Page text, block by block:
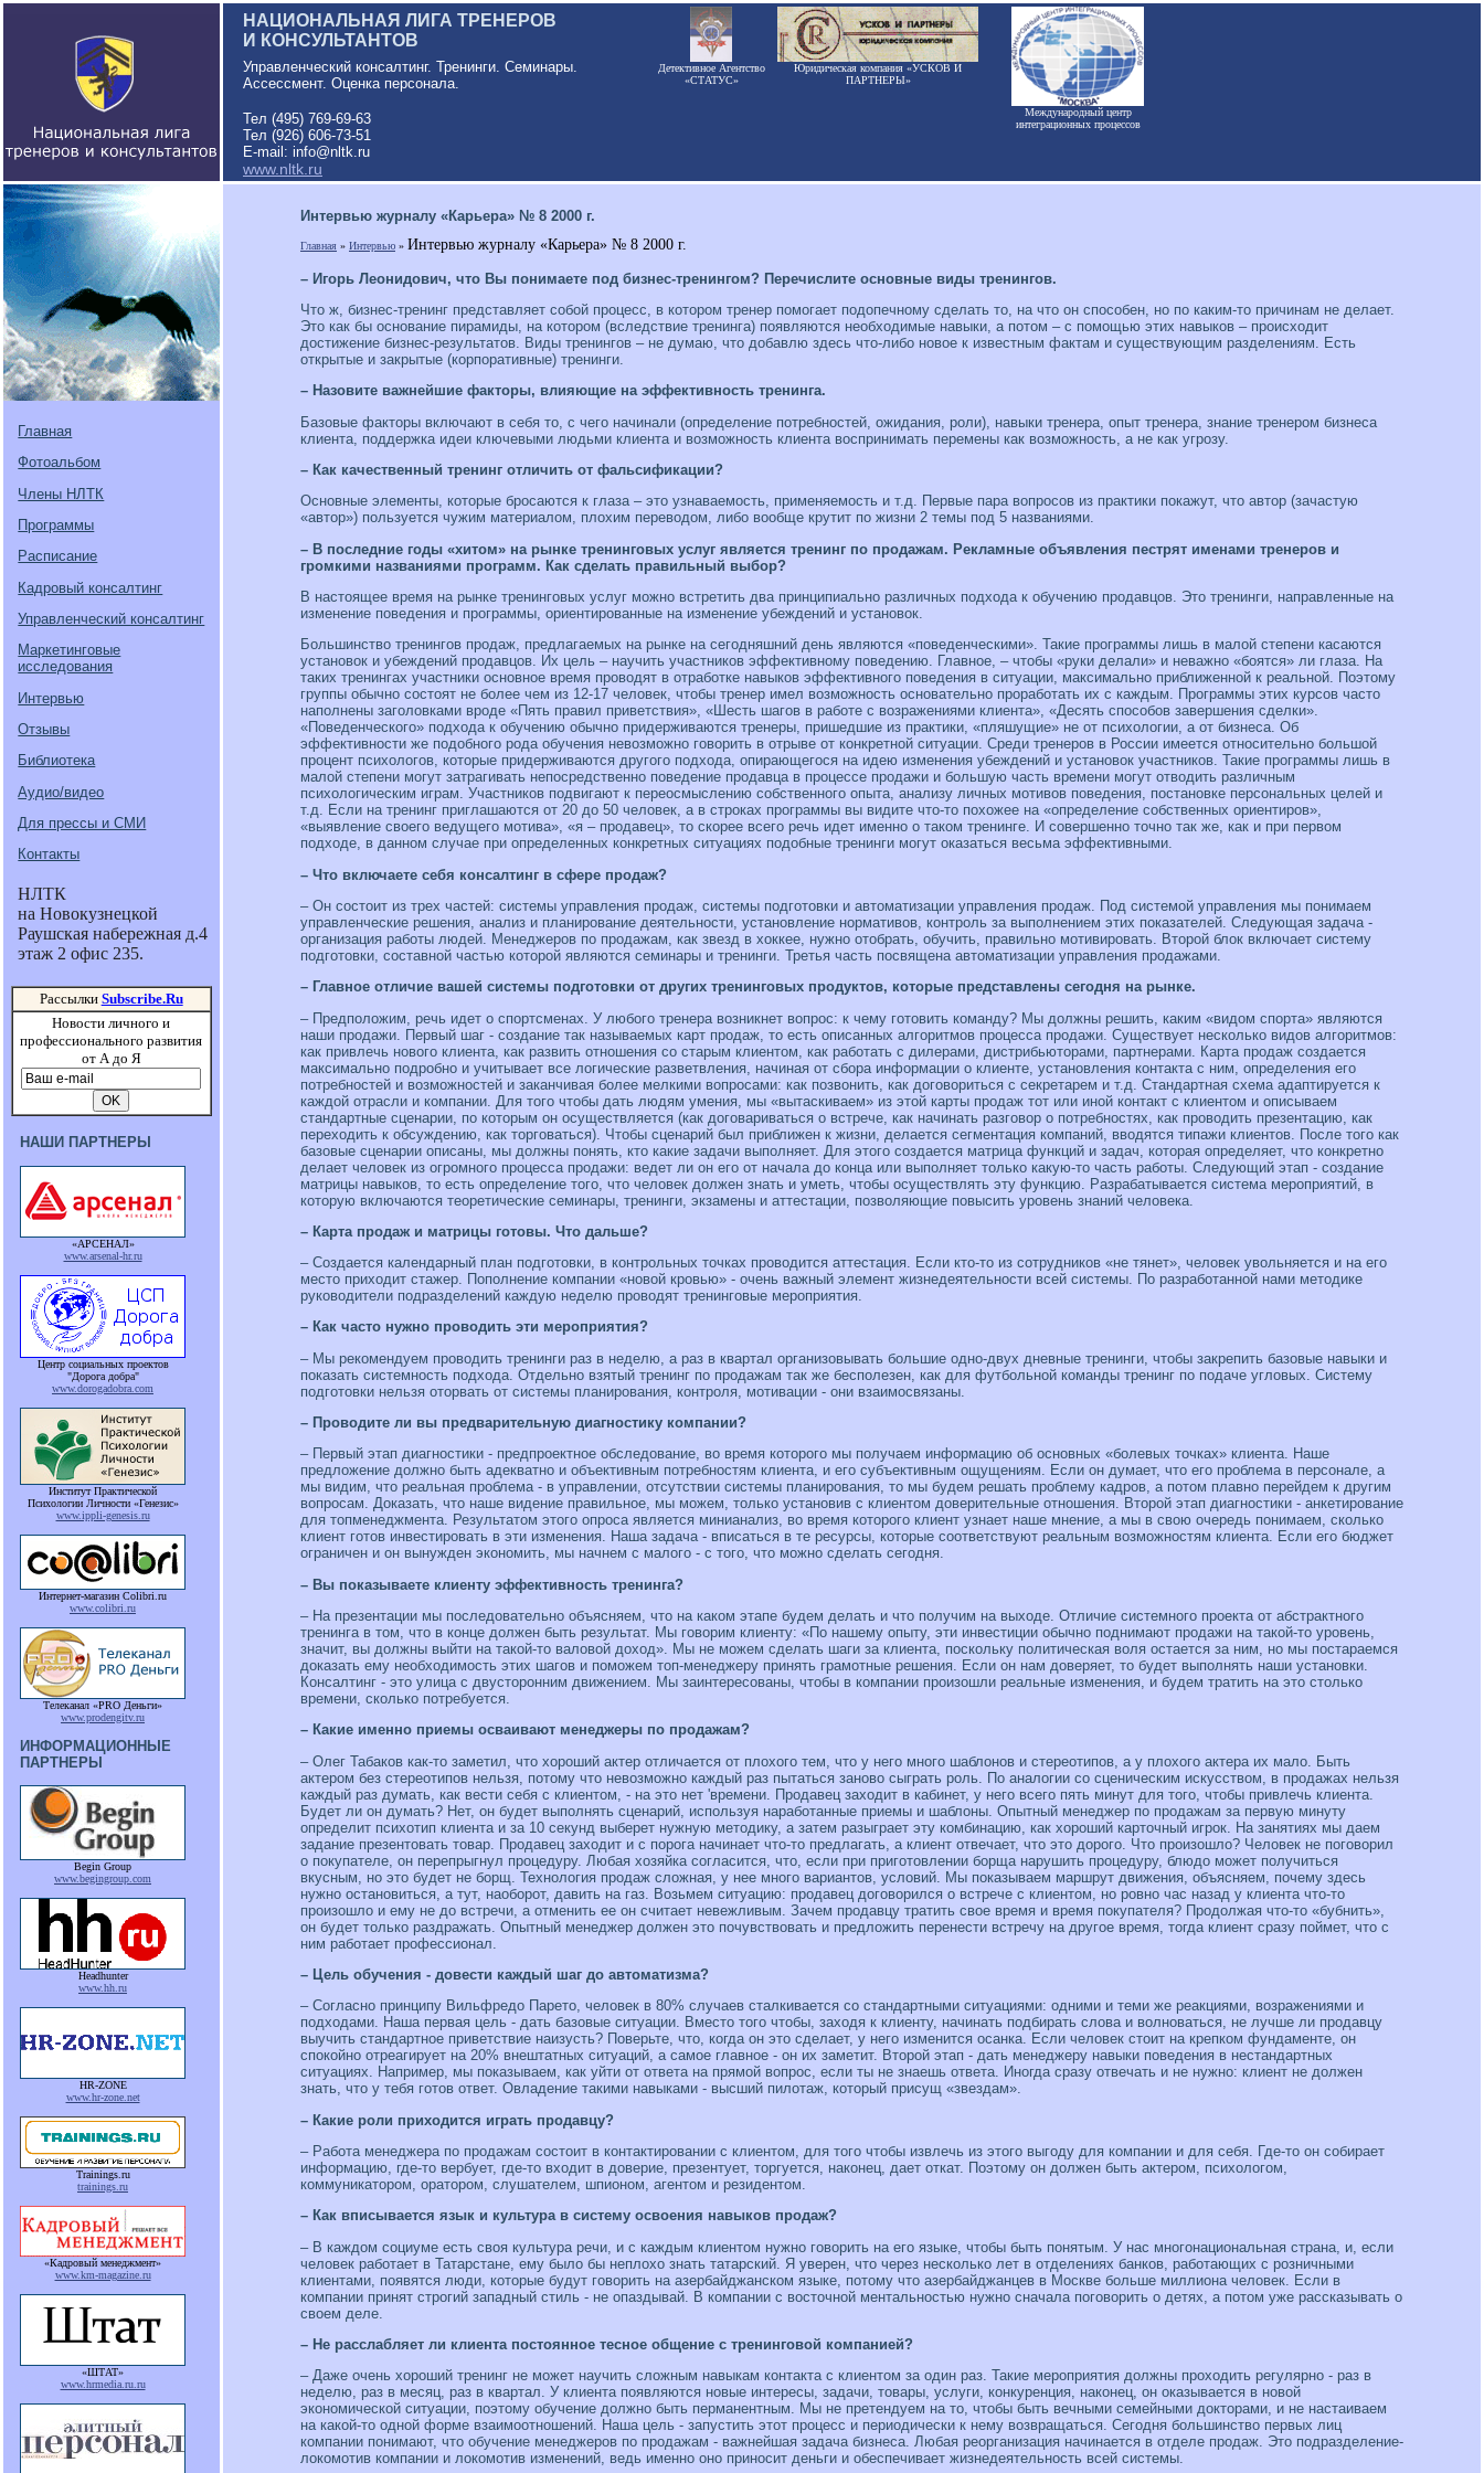
НАЦИОНАЛЬНАЯ ЛИГА ТРЕНЕРОВ
И КОНСУЛЬТАНТОВ
Управленческий консалтинг. Тренинги. Семинары.
Ассессмент. Оценка персонала.
Тел (495) 769-69-63
Тел (926) 606-73-51
E-mail: info@nltk.ru
www.nltk.ru
Детективное Агентство
«СТАТУС»
Юридическая компания «УСКОВ И
ПАРТНЕРЫ»
Международный центр
интеграционных процессов
Главная
Фотоальбом
Члены НЛТК
Программы
Расписание
Кадровый консалтинг
Управленческий консалтинг
Маркетинговые
исследования
Интервью
Отзывы
Библиотека
Аудио/видео
Для прессы и СМИ
Контакты
НЛТК
на Новокузнецкой
Раушская набережная д.4
этаж 2 офис 235.
Рассылки Subscribe.Ru
Новости личного и
профессионального развития
от А до Я
НАШИ ПАРТНЕРЫ
«АРСЕНАЛ»
www.arsenal-hr.ru
Центр социальных проектов
"Дорога добра"
www.dorogadobra.com
Институт Практической
Психологии Личности «Генезис»
www.ippli-genesis.ru
Интернет-магазин Colibri.ru
www.colibri.ru
Телеканал «PRO Деньги»
www.prodengitv.ru
ИНФОРМАЦИОННЫЕ
ПАРТНЕРЫ
Begin Group
www.begingroup.com
Headhunter
www.hh.ru
HR-ZONE
www.hr-zone.net
Trainings.ru
trainings.ru
«Кадровый менеджмент»
www.km-magazine.ru
«ШТАТ»
www.hrmedia.ru.ru
Интервью журналу «Карьера» № 8 2000 г.
Главная » Интервью » Интервью журналу «Карьера» № 8 2000 г.
– Игорь Леонидович, что Вы понимаете под бизнес-тренингом? Перечислите основные виды тренингов.
Что ж, бизнес-тренинг представляет собой процесс, в котором тренер помогает подопечному сделать то, на что он способен, но по каким-то причинам не делает.
Это как бы основание пирамиды, на котором (вследствие тренинга) появляются необходимые навыки, а потом – с помощью этих навыков – происходит
достижение бизнес-результатов. Виды тренингов – не думаю, что добавлю здесь что-либо новое к известным фактам и существующим разделениям. Есть
открытые и закрытые (корпоративные) тренинги.
– Назовите важнейшие факторы, влияющие на эффективность тренинга.
Базовые факторы включают в себя то, с чего начинали (определение потребностей, ожидания, роли), навыки тренера, опыт тренера, знание тренером бизнеса
клиента, поддержка идеи ключевыми людьми клиента и возможность клиента воспринимать перемены как возможность, а не как угрозу.
– Как качественный тренинг отличить от фальсификации?
Основные элементы, которые бросаются к глаза – это узнаваемость, применяемость и т.д. Первые пара вопросов из практики покажут, что автор (зачастую
«автор») пользуется чужим материалом, плохим переводом, либо вообще крутит по жизни 2 темы под 5 названиями.
– В последние годы «хитом» на рынке тренинговых услуг является тренинг по продажам. Рекламные объявления пестрят именами тренеров и
громкими названиями программ. Как сделать правильный выбор?
В настоящее время на рынке тренинговых услуг можно встретить два принципиально различных подхода к обучению продавцов. Это тренинги, направленные на
изменение поведения и программы, ориентированные на изменение убеждений и установок.
Большинство тренингов продаж, предлагаемых на рынке на сегодняшний день являются «поведенческими». Такие программы лишь в малой степени касаются
установок и убеждений продавцов. Их цель – научить участников эффективному поведению. Главное, – чтобы «руки делали» и неважно «боятся» ли глаза. На
таких тренингах участники основное время проводят в отработке навыков эффективного поведения в ситуации, максимально приближенной к реальной. Поэтому
группы обычно состоят не более чем из 12-17 человек, чтобы тренер имел возможность основательно проработать их с каждым. Программы этих курсов часто
наполнены заголовками вроде «Пять правил приветствия», «Шесть шагов в работе с возражениями клиента», «Десять способов завершения сделки».
«Поведенческого» подхода к обучению обычно придерживаются тренеры, пришедшие из практики, «пляшущие» не от психологии, а от бизнеса. Об
эффективности же подобного рода обучения невозможно говорить в отрыве от конкретной ситуации. Среди тренеров в России имеется относительно большой
процент психологов, которые придерживаются другого подхода, опирающегося на идею изменения убеждений и установок участников. Такие программы лишь в
малой степени могут затрагивать непосредственно поведение продавца в процессе продажи и большую часть времени могут отводить различным
психологическим играм. Участников подвигают к переосмыслению собственного опыта, анализу личных мотивов поведения, постановке персональных целей и
т.д. Если на тренинг приглашаются от 20 до 50 человек, а в строках программы вы видите что-то похожее на «определение собственных ориентиров»,
«выявление своего ведущего мотива», «я – продавец», то скорее всего речь идет именно о таком тренинге. И совершенно точно так же, как и при первом
подходе, в данном случае при определенных конкретных ситуациях подобные тренинги могут оказаться весьма эффективными.
– Что включаете себя консалтинг в сфере продаж?
– Он состоит из трех частей: систе­мы управления продаж, системы подготовки и автоматизации управ­ления продаж. Под системой управ­ления мы понимаем
управленческие решения, анализ и планирование дея­тельности, установление нормативов, контроль за выполнением этих показа­телей. Следующая задача -
организа­ция работы людей. Менеджеров по продажам, как звезд в хоккее, нужно отобрать, обучить, правильно мотиви­ровать. Второй блок включает систему
подготовки, составной частью которой являются семинары и тренинги. Третья часть посвящена автоматизации управления продажами.
– Главное отличие вашей системы подготовки от других тренинговых продук­тов, которые представлены сегодня на рынке.
– Предположим, речь идет о спортсменах. У любого тренера возникнет вопрос: к чему готовить команду? Мы должны решить, каким «видом спорта» являются
наши продажи. Первый шаг - создание так называемых карт продаж, то есть описанных алгоритмов процесса продажи. Существует несколько видов алгоритмов:
как привлечь нового клиента, как развить отношения со старым клиентом, как работать с дилерами, дистрибьюторами, партнерами. Карта продаж создается
максимально подробно и учитывает все логические разветвления, начиная от сбора информации о клиенте, установления контакта с ним, определения его
потребностей и возможностей и заканчивая более мелкими вопросами: как позвонить, как договориться с секретарем и т.д. Стандартная схема адаптируется к
каждой отрасли и компании. Для того чтобы дать людям умения, мы «вытаскиваем» из этой карты продаж тот или иной контакт с клиентом и описываем
стандартные сценарии, по которым он осуществляется (как договариваться о встрече, как начинать разговор о потребностях, как проводить презентацию, как
переходить к обсуждению, как торговаться). Чтобы сценарий был приближен к жизни, делается сегментация компаний, вводятся типажи клиентов. После того как
базовые сценарии описаны, мы должны понять, кто какие задачи выполняет. Для этого создается матрица функций и задач, которая определяет, что конкретно
делает человек из огромного процесса продажи: ведет ли он его от начала до конца или выполняет только какую-то часть работы. Следующий этап - создание
матрицы навыков, то есть определение того, что человек должен знать и уметь, чтобы осуществлять эту функцию. Разрабатывается система мероприятий, в
которую включаются теоретические семинары, тренинги, экзамены и аттестации, позволяющие повысить уровень знаний человека.
– Карта продаж и матрицы готовы. Что дальше?
– Создается календарный план подготовки, в контрольных точках проводится аттестация. Если кто-то из сотрудников «не тянет», человек увольняется и на его
место приходит стажер. Пополнение компании «новой кровью» - очень важный элемент жизнедеятельности всей системы. По разработанной нами методике
руководители подразделений каждую неделю проводят тренинговые мероприятия.
– Как часто нужно проводить эти мероприятия?
– Мы рекомендуем проводить тре­нинги раз в неделю, а раз в квартал организовывать большие одно-двух дневные тренинги, чтобы закрепить базовые навыки и
показать системность подхода. Отдельно взятый тренинг по продажам так же бесполезен, как для футбольной команды тренинг по подаче угловых. Систему
подготовки нельзя оторвать от системы планирования, контроля, мотивации - они взаимосвязаны.
– Проводите ли вы предваритель­ную диагностику компании?
– Первый этап диагностики - предпроектное обследование, во время ко­торого мы получаем информацию об основных «болевых точках» клиента. Наше
предложение должно быть адекватно и объективным потребностям клиента, и его субъективным ощущениям. Если он думает, что его проблема в персонале, а
мы видим, что реальная проблема - в управлении, отсутствии системы планирования, то мы будем решать проблему кадров, а потом плавно перейдем к другим
вопросам. Доказать, что наше видение правильное, мы можем, только установив с клиентом до­верительные отношения. Второй этап диагностики - анкетирование
для топменеджмента. Результатом этого опроса является минианализ, во время которого клиент узнает наше мнение, а мы в свою очередь понимаем, сколько
клиент готов инвестировать в эти изме­нения. Наша задача - вписаться в те ресурсы, которые соответствуют реальным возможностям клиента. Если его бюджет
ограничен и он вынужден экономить, мы начнем с малого - с того, что можно сделать сегодня.
– Вы показываете клиенту эффек­тивность тренинга?
– На презентации мы последовательно объясняем, что на каком этапе будем делать и что получим на выходе. Отличие системного проекта от абстрактного
тренинга в том, что в конце должен быть результат. Мы говорим клиенту: «По нашему опыту, эти инвестиции обычно поднимают продажи на такой-то уровень,
значит, вы должны выйти на такой-то валовой доход». Мы не можем сделать шаги за клиента, поскольку политическая воля остается за ним, но мы постараемся
доказать ему необходимость этих шагов и поможем топ-менеджеру принять грамотные решения. Если он нам доверяет, то будет выполнять наши установки.
Консалтинг - это улица с двусторонним дви­жением. Мы заинтересованы, чтобы в компании произошли реальные изменения, и будем тратить на это столько
времени, сколько потребуется.
– Какие именно приемы осваивают менеджеры по продажам?
– Олег Табаков как-то заметил, что хороший актер отличается от плохого тем, что у него много шаблонов и стереотипов, а у плохого актера их мало. Быть
актером без стереотипов нельзя, потому что невозможно каждый раз пытаться заново сыграть роль. По ана­логии со сценическим искусством, в продажах нельзя
каждый раз думать, как вести себя с клиентом, - на это нет 'времени. Продавец заходит в кабинет, у него всего пять минут для того, чтобы привлечь клиента.
Будет ли он думать? Нет, он будет выполнять сценарий, используя наработанные приемы и шаблоны. Опытный менеджер по продажам за первую минуту
определит психотип клиента и за 10 секунд выберет нужную методику, а затем разыграет эту комбинацию, как хороший карточный игрок. На занятиях мы даем
задание презентовать товар. Продавец заходит и с порога начинает что-то предлагать, а клиент отвечает, что это дорого. Что произошло? Человек не поговорил
о покупателе, он перепрыгнул процедуру. Любая хозяйка согласится, что, если при приготовлении борща нарушить процедуру, блюдо может получиться
вкусным, но это будет не борщ. Технология продаж сложная, у нее много вариантов, условий. Мы показываем маршрут движения, объясняем, почему здесь
нужно остановиться, а тут, наоборот, давить на газ. Возьмем ситуацию: продавец договорился о встрече с клиентом, но ровно час назад у клиента что-то
произошло и ему не до встречи, а отменить ее он считает невежливым. Зачем продавцу тратить свое время и время покупателя? Продолжая что-то «бубнить»,
он будет только раздражать. Опытный менеджер должен это почувствовать и предложить перенести встречу на другое время, тогда клиент сразу поймет, что с
ним работает профессионал.
– Цель обучения - довести каждый шаг до автоматизма?
– Согласно принципу Вильфредо Парето, чело­век в 80% случаев сталкивается со стандартными ситуациями: одними и теми же реакциями, возражениями и
подходами. Наша первая цель - дать базовые ситуации. Вместо того чтобы, заходя к клиенту, начинать подбирать слова и волноваться, не лучше ли продавцу
выучить стандартное приветствие наизусть? Поверьте, что, когда он это сделает, у него изменится осанка. Если человек стоит на крепком фундаменте, он
спокойно отреагирует на 20% внештатных ситуаций, а самое главное - он их заметит. Второй этап - дать менеджеру навыки поведения в нестандартных
ситуациях. Например, мы показываем, как уйти от ответа на прямой вопрос, если ты не знаешь ответа. Иногда сразу отвечать и не нужно: клиент не должен
знать, что у тебя готов ответ. Овладение такими навыками - высший пилотаж, который присущ «звездам».
– Какие роли приходится играть продавцу?
– Работа менеджера по продажам состоит в контактировании с клиентом, для того чтобы извлечь из этого выгоду для компании и для себя. Где-то он собирает
информацию, где-то вербует, где-то входит в доверие, презентует, торгуется, наконец, дает откат. Поэтому он должен быть актером, психологом,
коммуникатором, оратором, слушателем, шпионом, агентом и резидентом.
– Как вписывается язык и культура в систему освоения навыков продаж?
– В каждом социуме есть своя культура речи, и с каждым клиентом нужно говорить на его языке, чтобы быть понятым. У нас многонациональная страна, и, если
человек работает в Татарстане, ему было бы неплохо знать татарский. Я уверен, что через несколько лет в отделениях банков, работающих с розничными
клиентами, появятся люди, которые будут говорить на азербайджанском языке, потому что азербайджанцев в Москве больше миллиона человек. Если в
компании принят строгий западный стиль - не опаздывай. В компании с восточной ментальностью нужно сначала поговорить о детях, а потом уже рассказывать о
своем деле.
– Не расслабляет ли клиента по­стоянное тесное общение с тренинговой компанией?
– Даже очень хороший тренинг не может научить сложным навыкам контакта с клиентом за один раз. Такие мероприятия должны проходить регулярно - раз в
неделю, раз в месяц, раз в квартал. У клиента появляются новые интересы, задачи, товары, услуги, конкуренция, наконец, он оказывается в новой
экономической ситуации, поэтому обучение должно быть перманентным. Мы не претендуем на то, чтобы быть вечными семейными докторами, и не настаиваем
на какой-то одной форме взаимоотношений. Наша цель - запустить этот процесс и периодически к нему возвращаться. Сегодня большинство первых лиц
компании понимают, что обучение менеджеров по продажам - важнейшая задача бизнеса. Любая реорганизация начинается в отделе продаж. Это подразделение-
локомотив компании и локомотив изменений, ведь именно оно приносит деньги и обеспечивает жизнедеятельность всей системы.